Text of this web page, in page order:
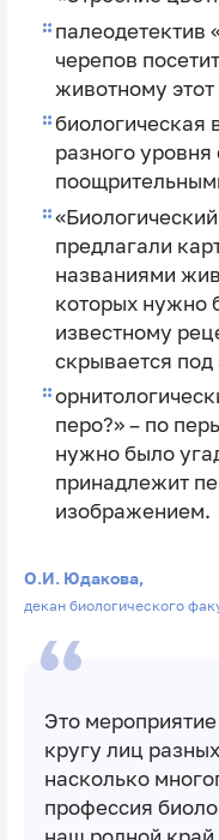
палеодетектив
черепов
животному этот
биологическая
разного
предлагали
названиями
которых нужно
известному
скрывается
перо?» – по
нужно было
принадлежит
изображением.
О.И. Юдакова,
декан биологического
Это
кругу лиц
насколько
профессия